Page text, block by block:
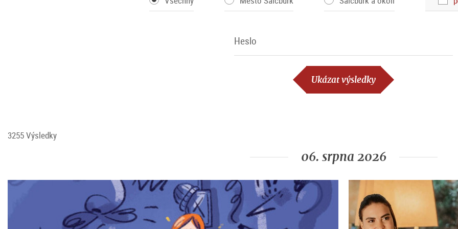
Heslo
Ukázat výsledky
3255 Výsledky
06. srpna 2026